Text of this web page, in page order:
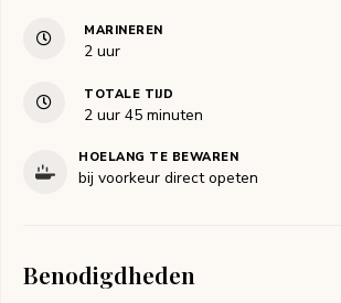
MARINEREN
2uur
uur
TOTALE TIJD
2uur
uur 45minuten
minuten
HOELANG TE BEWAREN
bij voorkeur direct opeten
Benodigdheden